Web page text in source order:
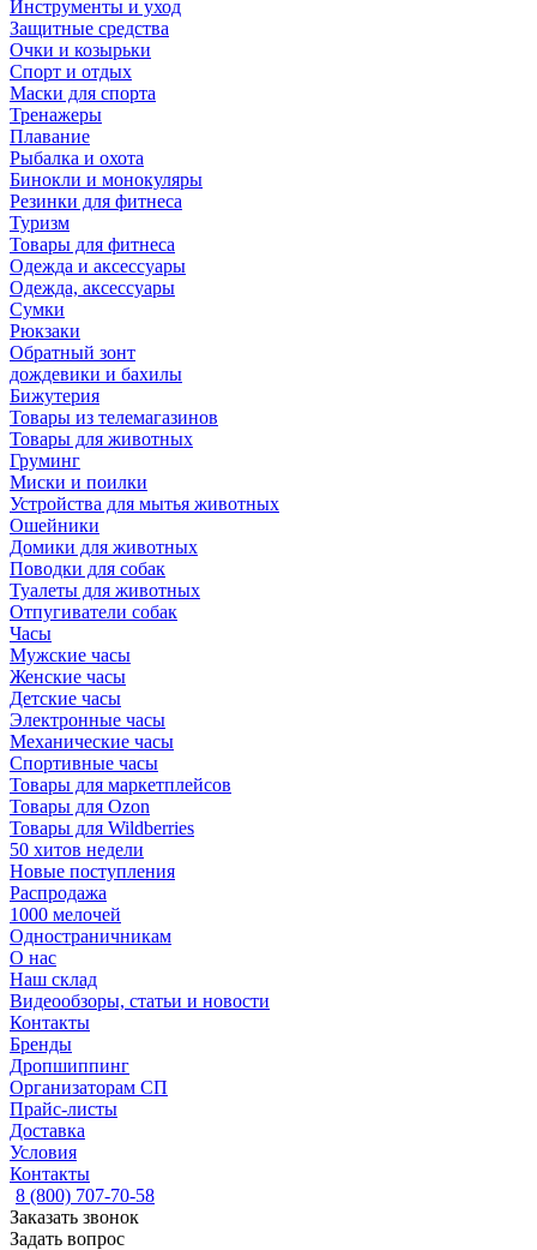
Инструменты и уход
Защитные средства
Очки и козырьки
Спорт и отдых
Маски для спорта
Тренажеры
Плавание
Рыбалка и охота
Бинокли и монокуляры
Резинки для фитнеса
Туризм
Товары для фитнеса
Одежда и аксессуары
Одежда, аксессуары
Сумки
Рюкзаки
Обратный зонт
дождевики и бахилы
Бижутерия
Товары из телемагазинов
Товары для животных
Груминг
Миски и поилки
Устройства для мытья животных
Ошейники
Домики для животных
Поводки для собак
Туалеты для животных
Отпугиватели собак
Часы
Мужские часы
Женские часы
Детские часы
Электронные часы
Механические часы
Спортивные часы
Товары для маркетплейсов
Товары для Ozon
Товары для Wildberries
50 хитов недели
Новые поступления
Распродажа
1000 мелочей
Одностраничникам
О нас
Наш склад
Видеообзоры, статьи и новости
Контакты
Бренды
Дропшиппинг
Организаторам СП
Прайс-листы
Доставка
Условия
Контакты
8 (800) 707-70-58
Заказать звонок
Задать вопрос